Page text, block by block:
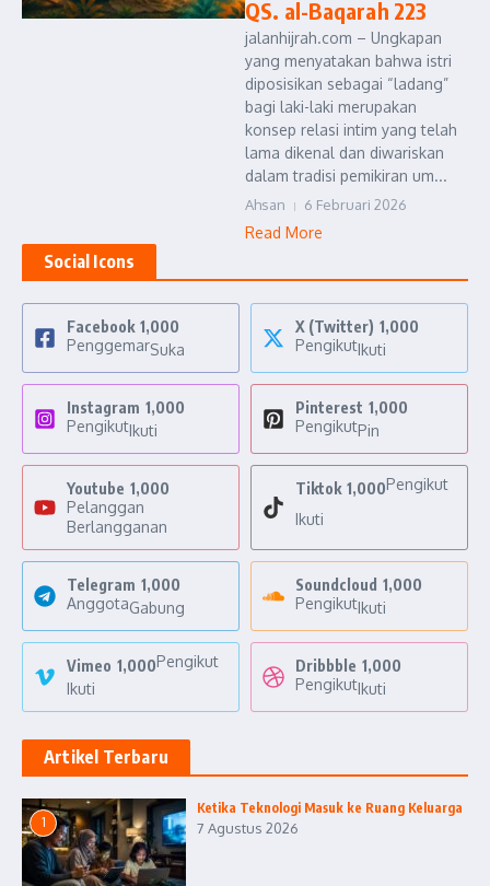
QS. al-Baqarah 223
jalanhijrah.com – Ungkapan
yang menyatakan bahwa istri
diposisikan sebagai “ladang”
bagi laki-laki merupakan
konsep relasi intim yang telah
lama dikenal dan diwariskan
dalam tradisi pemikiran um...
Ahsan 6 Februari 2026
Read More
Social Icons
Facebook 1,000
PenggemarSuka
X (Twitter) 1,000
PengikutIkuti
Instagram 1,000
PengikutIkuti
Pinterest 1,000
PengikutPin
Youtube 1,000
Pelanggan
Berlangganan
Tiktok 1,000Pengikut
Ikuti
Telegram 1,000
AnggotaGabung
Soundcloud 1,000
PengikutIkuti
Vimeo 1,000Pengikut
Ikuti
Dribbble 1,000
PengikutIkuti
Artikel Terbaru
1
Ketika Teknologi Masuk ke Ruang Keluarga
7 Agustus 2026